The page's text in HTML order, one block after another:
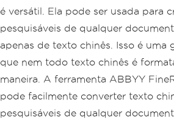
é versátil. Ela pode ser usada para
pesquisáveis de qualquer
apenas de texto chinês. Isso é uma
que nem todo texto chinês é
maneira. A ferramenta ABBYY
pode facilmente converter texto
pesquisáveis de qualquer